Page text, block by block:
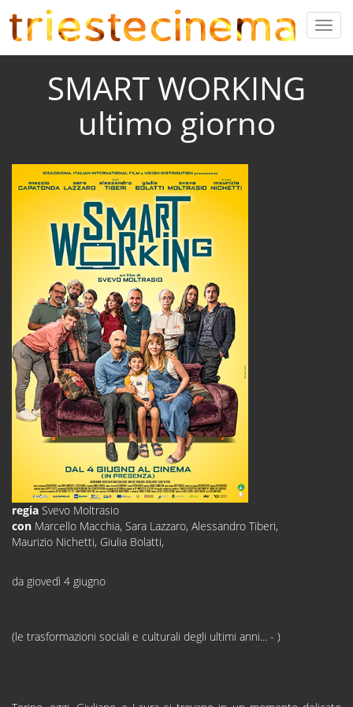
SMART WORKING
ultimo giorno
regia Svevo Moltrasio
con Marcello Macchia, Sara Lazzaro, Alessandro Tiberi,
Maurizio Nichetti, Giulia Bolatti,
da giovedì 4 giugno
(le trasformazioni sociali e culturali degli ultimi anni... - )